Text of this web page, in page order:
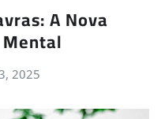
A Nova
2025